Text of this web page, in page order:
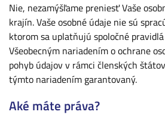
Nie, nezamýšľame preniesť Vaše
krajín. Vaše osobné údaje nie sú
ktorom sa uplatňujú spoločné
Všeobecným nariadením o ochrane
pohyb údajov v rámci členských
týmto nariadením garantovaný.
Aké máte práva?